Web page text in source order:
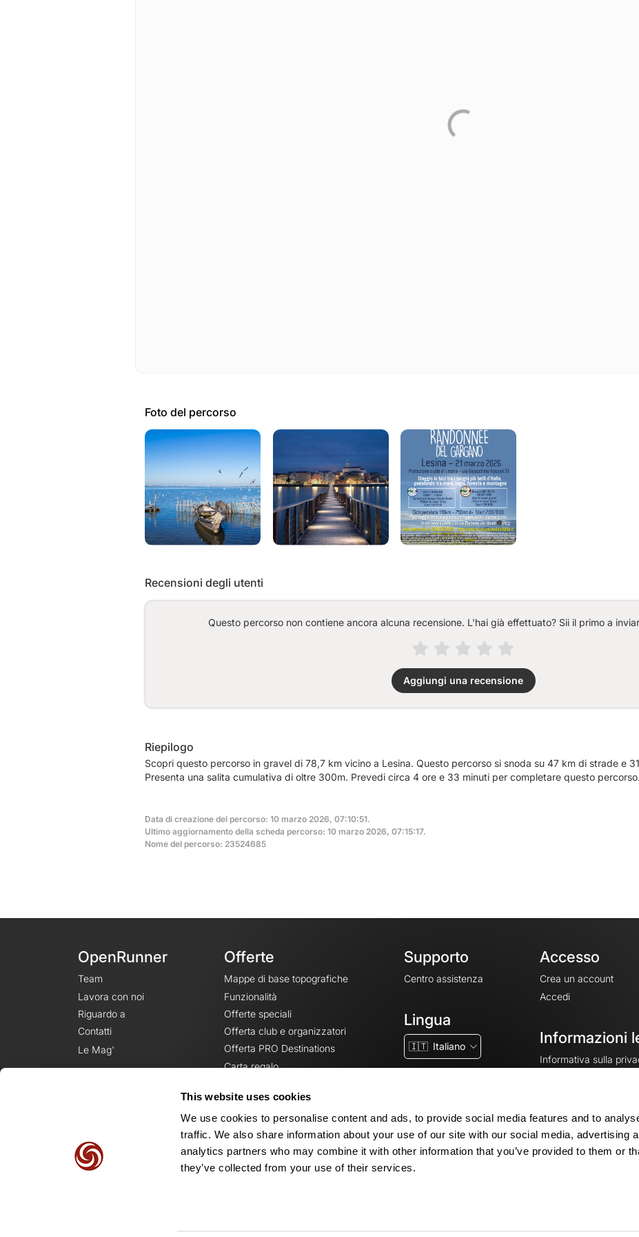
This website uses cookies
We use cookies to personalise content and ads, to provide social media features and to
traffic. We also share information about your use of our site with our social media, advertising
analytics partners who may combine it with other information that you’ve provided to them or
they’ve collected from your use of their services.
Foto del percorso
Recensioni degli utenti
Questo percorso non contiene ancora alcuna recensione. L'hai già effettuato? Sii il primo a
Aggiungi una recensione
Riepilogo
Scopri questo percorso in gravel di 78,7 km vicino a Lesina. Questo percorso si snoda su 47 km di strade e
Presenta una salita cumulativa di oltre 300m. Prevedi circa 4 ore e 33 minuti per completare questo percorso.
Data di creazione del percorso: 10 marzo 2026, 07:10:51.
Ultimo aggiornamento della scheda percorso: 10 marzo 2026, 07:15:17.
Nome del percorso: 23524685
OpenRunner
Team
Lavora con noi
Riguardo a
Contatti
Le Mag'
Offerte
Mappe di base topografiche
Funzionalità
Offerte speciali
Offerta club e organizzatori
Offerta PRO Destinations
Carta regalo
Supporto
Centro assistenza
Lingua
🇮🇹 Italiano
Accesso
Crea un account
Accedi
Informazioni
Informativa sulla
Impostazioni dei cookie